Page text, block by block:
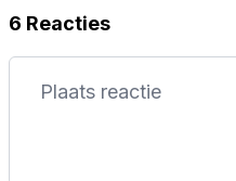
6 Reacties